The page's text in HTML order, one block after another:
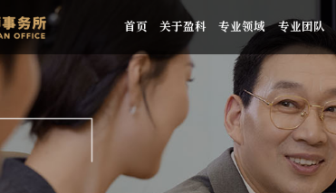
首页 关于盈科 专业领域 专业团队